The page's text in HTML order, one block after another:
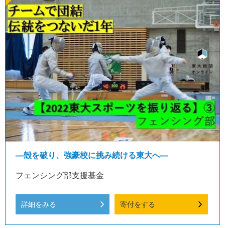
—殻を破り、強豪校に挑み続ける東大へ—
フェンシング部支援基金
詳細をみる 寄付をする